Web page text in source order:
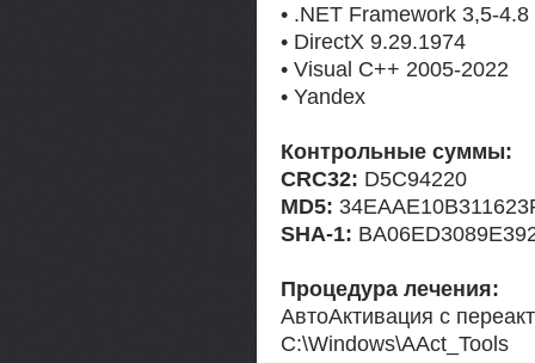
• .NET Framework 3,5-4.8
• DirectX 9.29.1974
• Visual C++ 2005-2022
• Yandex
Контрольные суммы:
CRC32: D5C94220
MD5:
SHA-1:
Процедура лечения:
АвтоАктивация с
C:\Windows\AAct_Tools